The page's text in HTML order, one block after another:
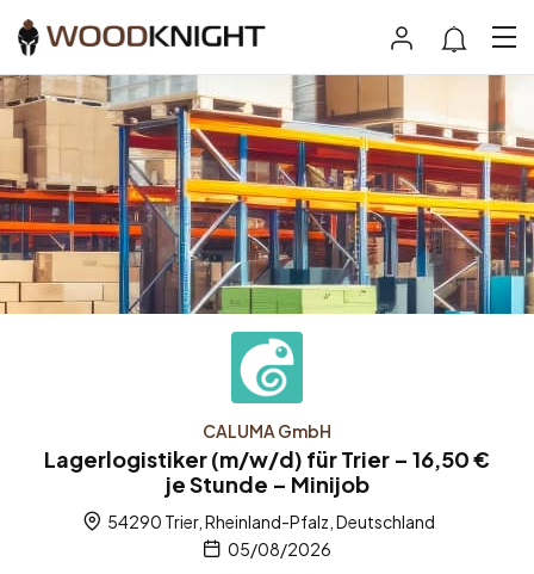
CALUMA GmbH
Lagerlogistiker (m/w/d) für Trier – 16,50 €
je Stunde – Minijob
54290 Trier, Rheinland-Pfalz, Deutschland
05/08/2026